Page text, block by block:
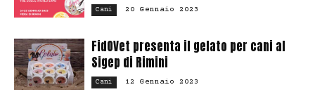
Cani 20 Gennaio 2023
FidOVet presenta il gelato per cani al
Sigep di Rimini
Cani 12 Gennaio 2023